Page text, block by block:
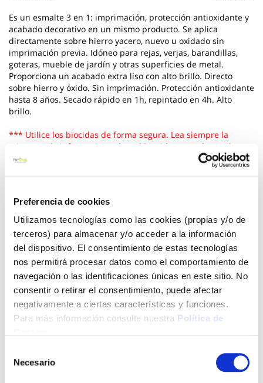
Preferencia de cookies
Utilizamos tecnologías como las cookies (propias y/o de
terceros) para almacenar y/o acceder a la información
del dispositivo. El consentimiento de estas tecnologías
nos permitirá procesar datos como el comportamiento de
navegación o las identificaciones únicas en este sitio. No
consentir o retirar el consentimiento, puede afectar
negativamente a ciertas características y funciones.
Para más información consulte nuestra Política de
Necesario
Es un esmalte 3 en 1: imprimación, protección antioxidante y
acabado decorativo en un mismo producto. Se aplica
directamente sobre hierro yacero, nuevo u oxidado sin
imprimación previa. Idóneo para rejas, verjas, barandillas,
goteras, mueble de jardín y otras superficies de metal.
Proporciona un acabado extra liso con alto brillo. Directo
sobre hierro y óxido. Sin imprimación. Protección antioxidante
hasta 8 años. Secado rápido en 1h, repintado en 4h. Alto
brillo.
*** Utilice los biocidas de forma segura. Lea siempre la
etiqueta y la informacion sobre el biocida antes de usarlo
Ver más
Añadir al carrito
Click&Collect - Recogida gratis
en nuestras tiendas
Envío a domicilio:
5 días hábiles
+ INFO
de
imágenes